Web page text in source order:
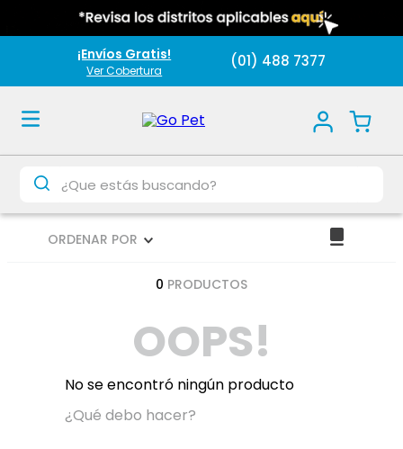
¡Envíos Gratis!
Ver Cobertura (01) 488 7377
¿Que estás buscando?
ORDENAR POR
0 PRODUCTOS
OOPS!
No se encontró ningún producto
¿Qué debo hacer?